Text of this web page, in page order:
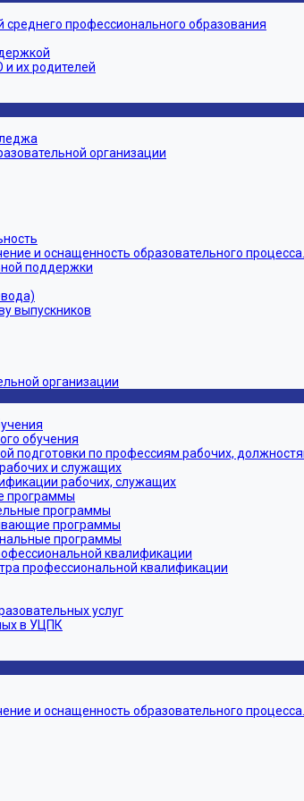
среднего профессионального образования
их родителей
организации
и оснащенность образовательного
поддержки
выпускников
организации
обучения
подготовки по профессиям рабочих,
и служащих
рабочих, служащих
программы
программы
программы
программы
квалификации
профессиональной квалификации
услуг
в УЦПК
и оснащенность образовательного